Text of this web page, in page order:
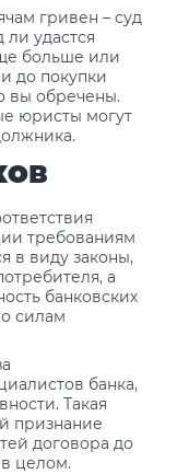
гривен – суд
ли удастся
больше или
до покупки
вы обречены.
юристы могут
требованиям
в виду законы,
а
банковских
силам
банка,
Такая
признание
договора до
целом.